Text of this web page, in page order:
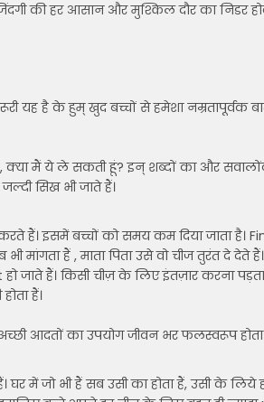
जिंदगी की हर आसान और मुश्किल दौर का
है के हुम् खुद बच्चों से हमेशा नम्रतापूर्वक
क्या मैं ये ले सकती हूं? इन् शब्दों का और
सिख भी जाते हैं।
हैं। इसमें बच्चों को समय कम दिया जाता है।
भी मांगता हैं , माता पिता उसे वो चीज तुरंत दे
जाते हैं। किसी चीज़ के लिए इंतज़ार करना
हैं।
आदतों का उपयोग जीवन भर फलस्वरूप होता
घर में जो भी हैं सब उसी का होता हैं, उसी के